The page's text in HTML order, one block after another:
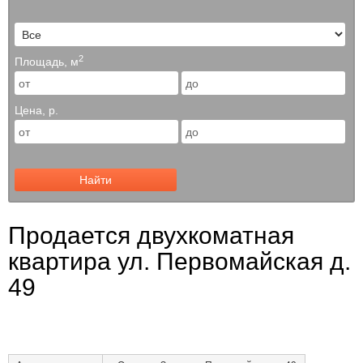
Площадь, м2
Цена, р.
Найти
Продается двухкоматная
квартира ул. Первомайская д.
49